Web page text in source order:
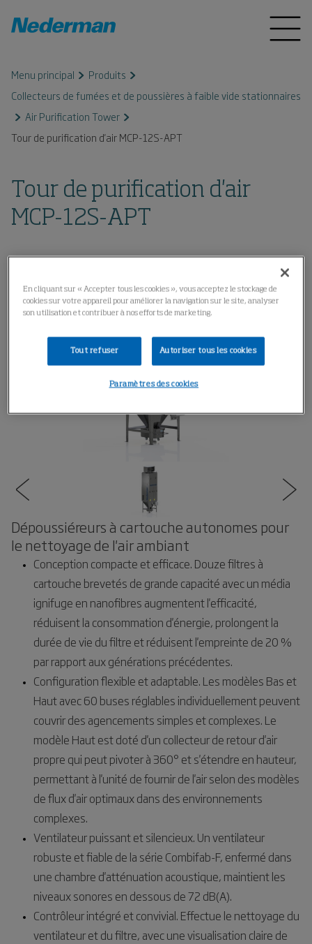
Menu principal
Produits
Collecteurs de fumées et de poussières à faible vide stationnaires
Air Purification Tower
Tour de purification d'air MCP-12S-APT
Tour de purification d'air
MCP-12S-APT
Dépoussiéreurs à cartouche autonomes pour
le nettoyage de l'air ambiant
Conception compacte et efficace. Douze filtres à
cartouche brevetés de grande capacité avec un média
ignifuge en nanofibres augmentent l'efficacité,
réduisent la consommation d'énergie, prolongent la
durée de vie du filtre et réduisent l'empreinte de 20 %
par rapport aux générations précédentes.
Configuration flexible et adaptable. Les modèles Bas et
Haut avec 60 buses réglables individuellement peuvent
couvrir des agencements simples et complexes. Le
modèle Haut est doté d'un collecteur de retour d'air
propre qui peut pivoter à 360° et s'étendre en hauteur,
permettant à l'unité de fournir de l'air selon des modèles
de flux d'air optimaux dans des environnements
complexes.
Ventilateur puissant et silencieux. Un ventilateur
robuste et fiable de la série Combifab-F, enfermé dans
une chambre d'atténuation acoustique, maintient les
niveaux sonores en dessous de 72 dB(A).
Contrôleur intégré et convivial. Effectue le nettoyage du
ventilateur et du filtre, avec une visualisation claire de
En cliquant sur « Accepter tous les cookies », vous acceptez le stockage de
cookies sur votre appareil pour améliorer la navigation sur le site, analyser
son utilisation et contribuer à nos efforts de marketing.
Tout refuser Autoriser tous les cookies
Paramètres des cookies